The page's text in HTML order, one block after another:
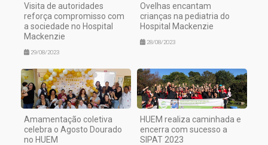
Visita de autoridades
reforça compromisso com
a sociedade no Hospital
Mackenzie
29/08/2023
Ovelhas encantam
crianças na pediatria do
Hospital Mackenzie
28/08/2023
Amamentação coletiva
celebra o Agosto Dourado
no HUEM
HUEM realiza caminhada e
encerra com sucesso a
SIPAT 2023